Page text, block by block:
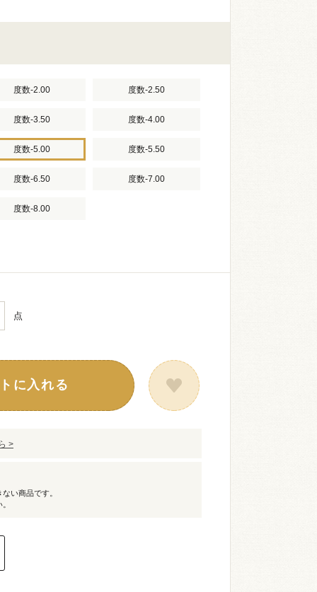
度数-2.00 度数-2.50
度数-3.50 度数-4.00
度数-5.00 度数-5.50
度数-6.50 度数-7.00
度数-8.00
点
に入れる
>
い商品です。